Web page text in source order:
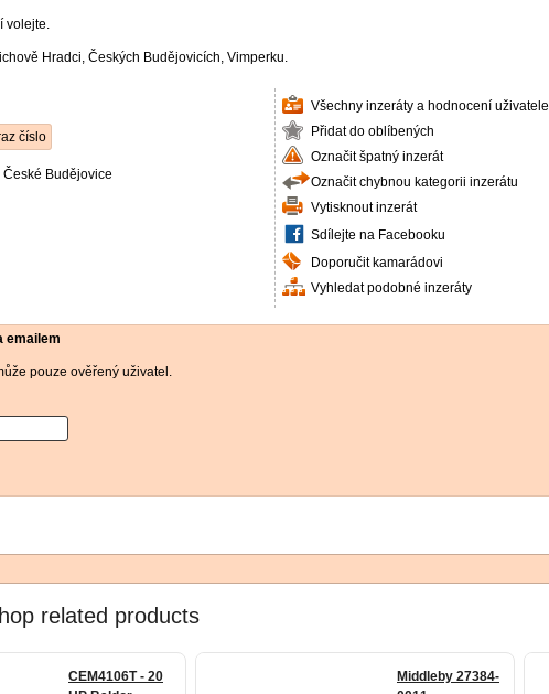
volejte.
Hradci, Českých Budějovicích, Vimperku.
číslo
České Budějovice
Všechny inzeráty a hodnocení uživatele
Přidat do oblíbených
Označit špatný inzerát
Označit chybnou kategorii inzerátu
Vytisknout inzerát
Sdílejte na Facebooku
Doporučit kamarádovi
Vyhledat podobné inzeráty
emailem
pouze ověřený uživatel.